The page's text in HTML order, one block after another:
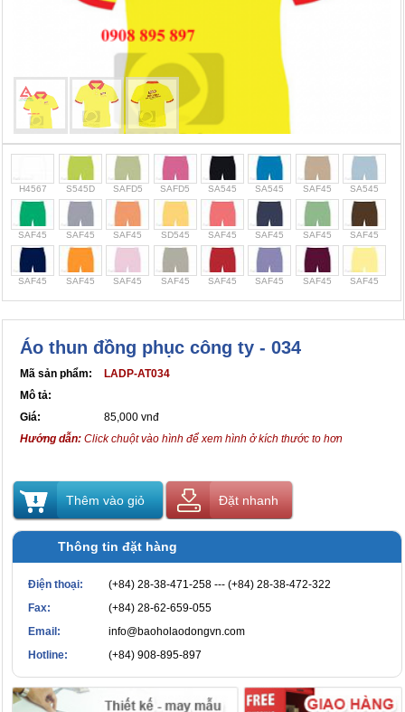
H4567 S545D SAFD5 SAFD5 SA545 SA545 SAF45 SA545
SAF45 SAF45 SAF45 SD545 SAF45 SAF45 SAF45 SAF45
SAF45 SAF45 SAF45 SAF45 SAF45 SAF45 SAF45 SAF45
Áo thun đồng phục công ty - 034
Mã sản phẩm:
LADP-AT034
Mô tả:
Giá:
85,000 vnđ
Hướng dẫn: Click chuột vào hình để xem hình ở kích thước to hơn
Thêm vào giỏ Đặt nhanh
Thông tin đặt hàng
Điện thoại:
(+84) 28-38-471-258 --- (+84) 28-38-472-322
Fax:
(+84) 28-62-659-055
Email:
info@baoholaodongvn.com
Hotline:
(+84) 908-895-897
Cọc giao thông, rào chắn công trình
Bình chữa cháy, cứu hỏa
Chính sách bảo mật thông tin